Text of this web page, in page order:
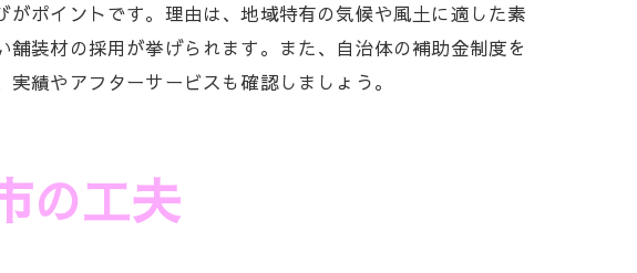
実例を体感
ける方法
意点を解説
リット
ポイントです。理由は、地域特有の気候や風土に適した素
装材の採用が挙げられます。また、自治体の補助金制度を
績やアフターサービスも確認しましょう。
の工夫